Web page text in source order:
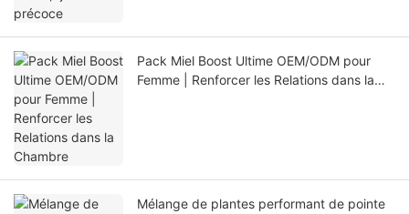
Pack Miel Boost Ultime OEM/ODM pour
Femme | Renforcer les Relations dans la
Mélange de plantes performant de pointe